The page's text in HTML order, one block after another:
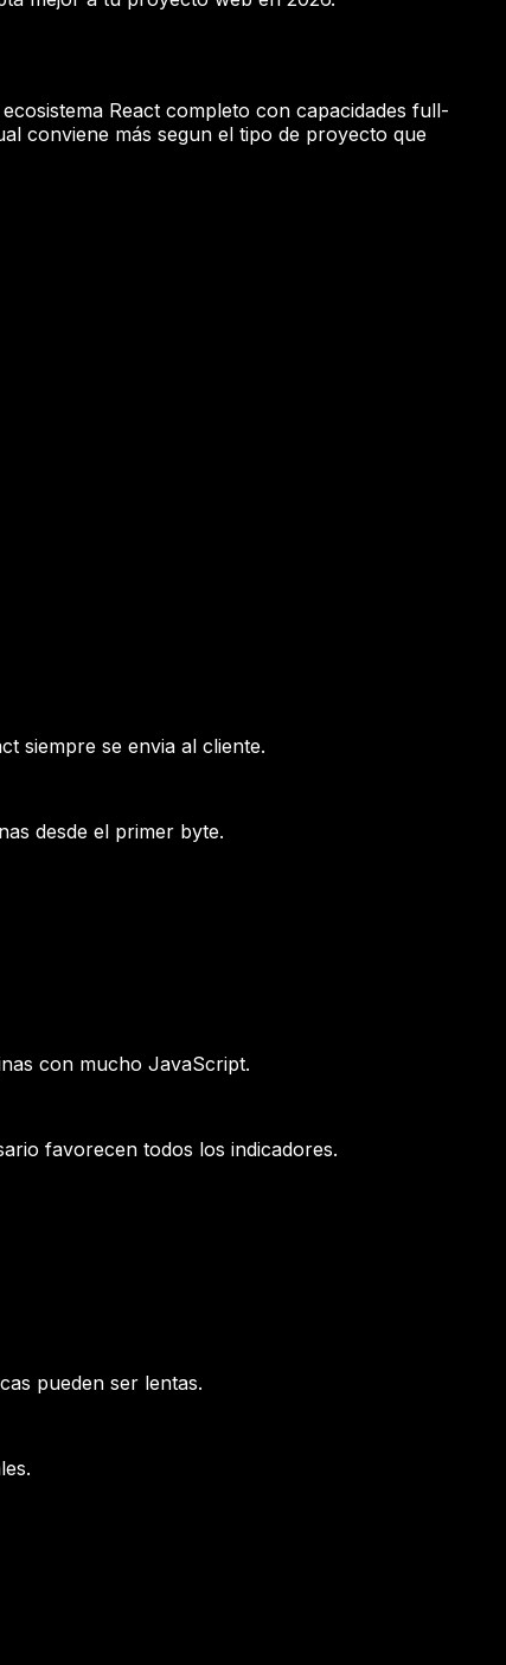
React completo con capacidades full-
conviene más segun el tipo de proyecto que
siempre se envia al cliente.
desde el primer byte.
con mucho JavaScript.
favorecen todos los indicadores.
pueden ser lentas.